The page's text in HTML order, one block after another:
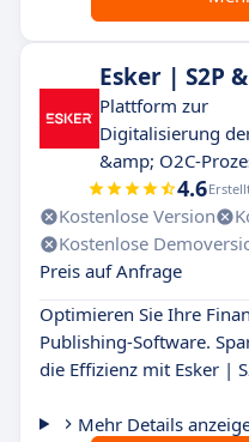
Esker | S2P
Plattform zur
Digitalisierung
&amp; O2C-
4.6
Kostenlose Version
Kostenlose
Preis auf Anfrage
Optimieren Sie Ihre
Publishing-Software.
die Effizienz mit Esker |
Mehr Details